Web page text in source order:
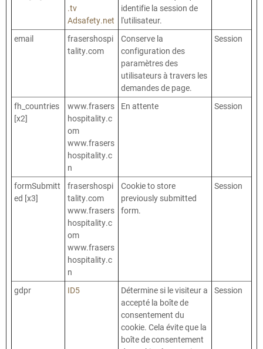
.tv
Adsafety.net
identifie la session de
l'utilisateur.
email
frasershospi
tality.com
Conserve la
configuration des
paramètres des
utilisateurs à travers les
demandes de page.
Session
fh_countries
[x2]
www.frasers
hospitality.c
om
www.frasers
hospitality.c
n
En attente Session
formSubmitt
ed [x3]
frasershospi
tality.com
www.frasers
hospitality.c
om
www.frasers
hospitality.c
n
Cookie to store
previously submitted
form.
Session
gdpr ID5
Détermine si le visiteur a
accepté la boîte de
consentement du
cookie. Cela évite que la
boîte de consentement
Session